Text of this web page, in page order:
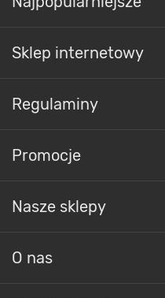
Sklep internetowy
Regulaminy
Promocje
Nasze sklepy
O nas